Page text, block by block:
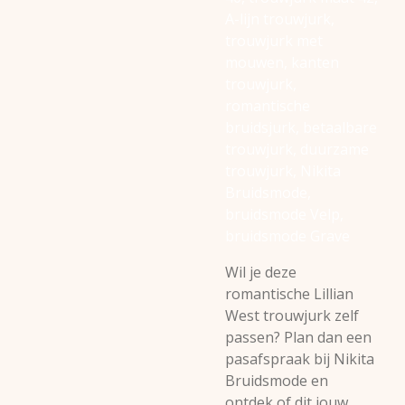
Wil je deze
romantische Lillian
West trouwjurk zelf
passen? Plan dan een
pasafspraak bij Nikita
Bruidsmode en